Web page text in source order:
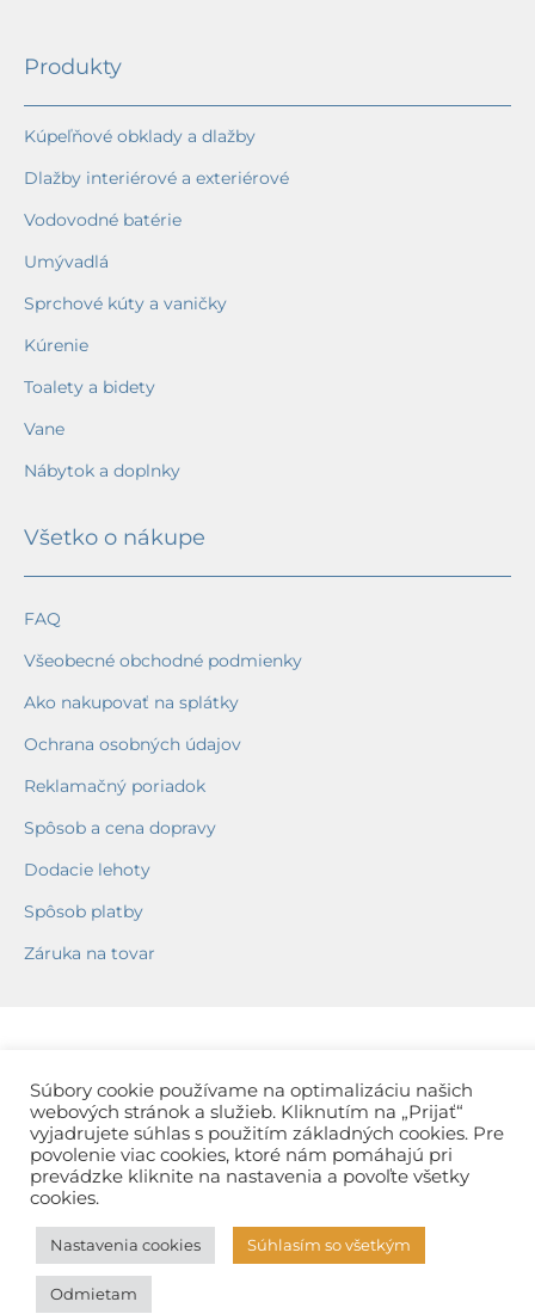
Produkty
Kúpeľňové obklady a dlažby
Dlažby interiérové a exteriérové
Vodovodné batérie
Umývadlá
Sprchové kúty a vaničky
Kúrenie
Toalety a bidety
Vane
Nábytok a doplnky
Všetko o nákupe
FAQ
Všeobecné obchodné podmienky
Ako nakupovať na splátky
Ochrana osobných údajov
Reklamačný poriadok
Spôsob a cena dopravy
Dodacie lehoty
Spôsob platby
Záruka na tovar
Súbory cookie používame na optimalizáciu našich
webových stránok a služieb. Kliknutím na „Prijať“
vyjadrujete súhlas s použitím základných cookies. Pre
povolenie viac cookies, ktoré nám pomáhajú pri
prevádzke kliknite na nastavenia a povoľte všetky
cookies.
Nastavenia cookies Súhlasím so všetkým
Odmietam